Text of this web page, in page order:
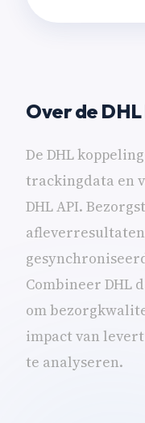
Over de
De DHL
trackingdata en
DHL API.
Combineer DHL
om
impact van
te analyseren.